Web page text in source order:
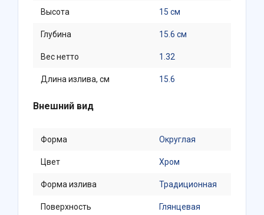
Высота 15 см
Глубина 15.6 см
Вес нетто 1.32
Длина излива, см 15.6
Внешний вид
Форма Округлая
Цвет Хром
Форма излива Традиционная
Поверхность Глянцевая